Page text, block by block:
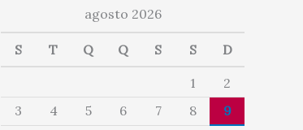
agosto 2026
S T Q Q S S D
1
2
3
4 5 6 7 8
9